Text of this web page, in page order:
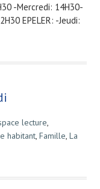
-Mercredi: 14H30-
EPELER: -Jeudi:
lecture,
habitant, Famille, La